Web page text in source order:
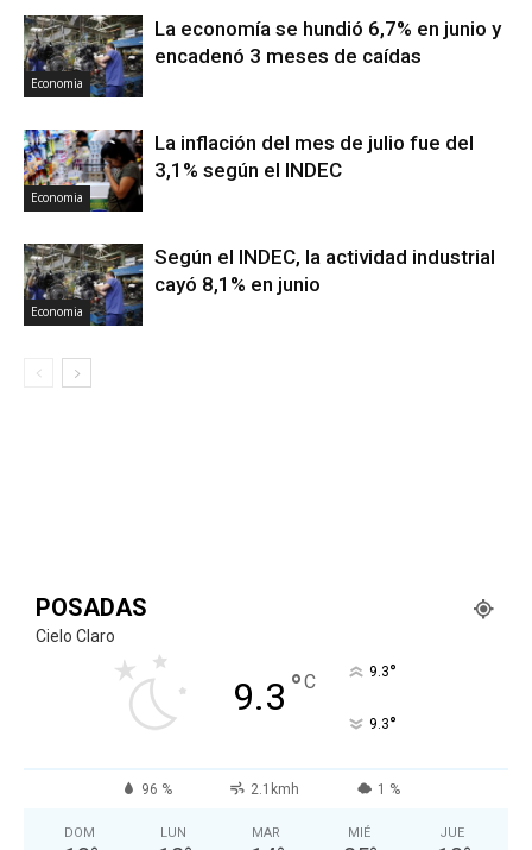
Economia
La economía se hundió 6,7% en junio y
encadenó 3 meses de caídas
Economia
La inflación del mes de julio fue del
3,1% según el INDEC
Economia
Según el INDEC, la actividad industrial
cayó 8,1% en junio
POSADAS
Cielo Claro
9.3 °C 9.3°
9.3°
96 % 2.1kmh 1 %
DOM LUN MAR MIÉ JUE